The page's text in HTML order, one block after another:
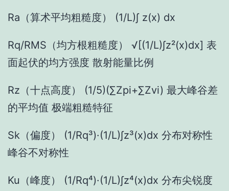
Ra（算术平均粗糙度） (1/L)∫ z(x) dx
Rq/RMS（均方根粗糙度） √[(1/L)∫z²(x)dx] 表
面起伏的均方强度 散射能量比例
Rz（十点高度） (1/5)(∑Zpi+∑Zvi) 最大峰谷差
的平均值 极端粗糙特征
Sk（偏度） (1/Rq³)·(1/L)∫z³(x)dx 分布对称性
峰谷不对称性
Ku（峰度） (1/Rq⁴)·(1/L)∫z⁴(x)dx 分布尖锐度